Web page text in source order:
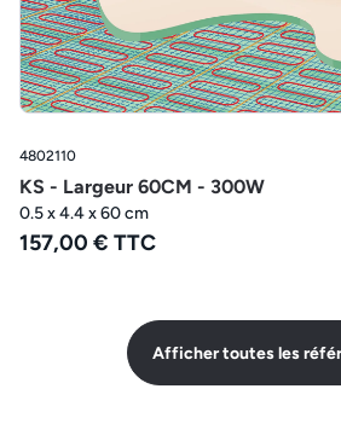
4802110
KS - Largeur 60CM - 300W
0.5 x 4.4 x 60 cm
157,00 € TTC
Afficher toutes les